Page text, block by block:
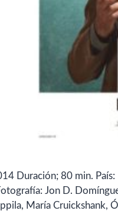
Duración; 80 min.
Jon D.
María Cruickshank,